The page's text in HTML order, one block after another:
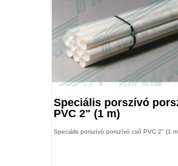
Speciális porszívó
PVC 2" (1 m)
Speciális porszívó porszívó cső PVC 2" (1